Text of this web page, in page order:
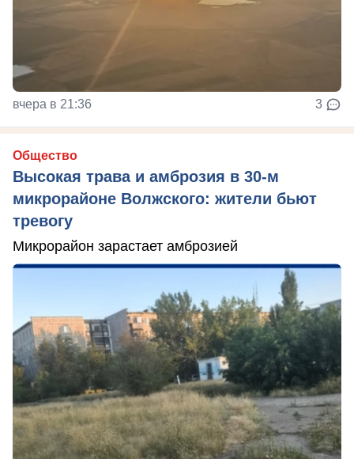
вчера в 21:36 3
Общество
Высокая трава и амброзия в 30‑м
микрорайоне Волжского: жители бьют
тревогу
Микрорайон зарастает амброзией